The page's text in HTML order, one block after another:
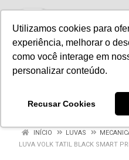
Utilizamos cookies para
experiência, melhorar o
como você interage em
personalizar conteúdo.
Recusar Cookies
INÍCIO LUVAS
LUVA VOLK TATIL BLACK SMART